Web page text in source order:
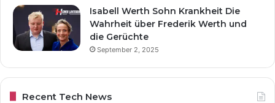
Isabell Werth Sohn Krankheit Die
Wahrheit über Frederik Werth und
die Gerüchte
September 2, 2025
Recent Tech News